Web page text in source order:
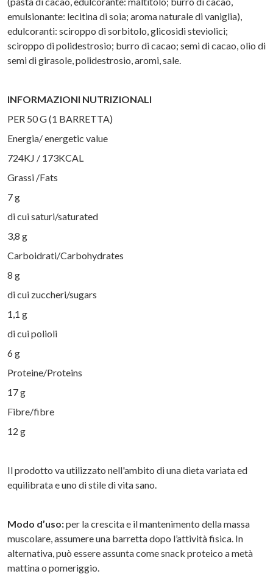
emulsionante: lecitina di soia; aroma naturale di vaniglia),
edulcoranti: sciroppo di sorbitolo, glicosidi steviolici;
sciroppo di polidestrosio; burro di cacao; semi di cacao, olio di
semi di girasole, polidestrosio, aromi, sale.
INFORMAZIONI NUTRIZIONALI
PER 50 G (1 BARRETTA)
Energia/ energetic value
724KJ / 173KCAL
Grassi /Fats
7 g
di cui saturi/saturated
3,8 g
Carboidrati/Carbohydrates
8 g
di cui zuccheri/sugars
1,1 g
di cui polioli
6 g
Proteine/Proteins
17 g
Fibre/fibre
12 g
Il prodotto va utilizzato nell'ambito di una dieta variata ed
equilibrata e uno di stile di vita sano.
Modo d’uso:per la crescita e il mantenimento della massa
muscolare, assumere una barretta dopo l’attività fisica. In
alternativa, può essere assunta come snack proteico a metà
mattina o pomeriggio.